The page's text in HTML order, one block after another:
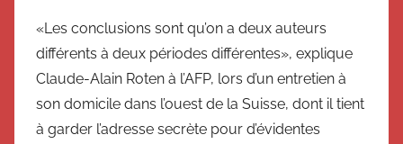
«Les conclusions sont qu’on a deux auteurs
différents à deux périodes différentes», explique
Claude-Alain Roten à l’AFP, lors d’un entretien à
son domicile dans l’ouest de la Suisse, dont il tient
à garder l’adresse secrète pour d’évidentes